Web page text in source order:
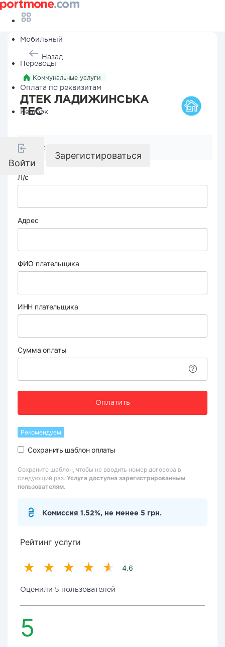
Мобильный
Переводы
Оплата по реквизитам
Кешбэк
Войти
Зарегистироваться
Назад
Коммунальные услуги
ДТЕК ЛАДИЖИНСЬКА
ТЕС
Реквизиты компании
Л/с
Адрес
ФИО плательщика
ИНН плательщика
Сумма оплаты
Оплатить
Рекомендуем
Сохранить шаблон оплаты
Сохраните шаблон, чтобы не вводить номер договора в
следующий раз. Услуга доступна зарегистрированным
пользователям.
Комиссия 1.52%, не менее 5 грн.
Рейтинг услуги
4.6
Оценили 5 пользователей
5